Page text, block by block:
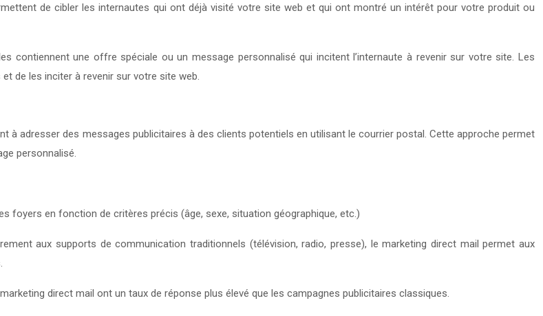
de cibler les internautes qui ont déjà visité votre site web et qui ont montré un intérêt pour votre produit ou
contiennent une offre spéciale ou un message personnalisé qui incitent l’internaute à revenir sur votre site. Les
de les inciter à revenir sur votre site web.
à adresser des messages publicitaires à des clients potentiels en utilisant le courrier postal. Cette approche permet
personnalisé.
foyers en fonction de critères précis (âge, sexe, situation géographique, etc.)
aux supports de communication traditionnels (télévision, radio, presse), le marketing direct mail permet aux
direct mail ont un taux de réponse plus élevé que les campagnes publicitaires classiques.